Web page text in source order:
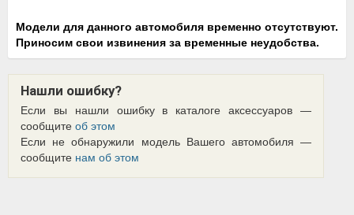
Модели для данного автомобиля временно отсутствуют.
Приносим свои извинения за временные неудобства.
Нашли ошибку?
Если вы нашли ошибку в каталоге аксессуаров —
сообщите об этом
Если не обнаружили модель Вашего автомобиля —
сообщите нам об этом